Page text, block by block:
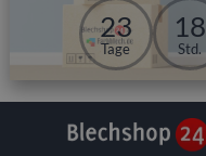
23
Tage
18
Std.